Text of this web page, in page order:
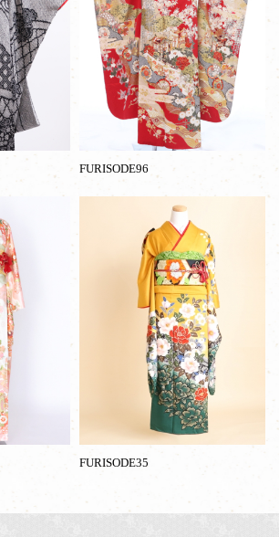
FURISODE96
FURISODE35